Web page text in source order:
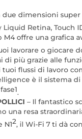
dimensioni
Retina, Touch
M4 offre una grafica
lavorare o giocare
di più grazie alle
flussi di lavoro
è il sistema
fase1.
– Il fantastico
una resa
N12, il Wi-Fi 7 ti dà